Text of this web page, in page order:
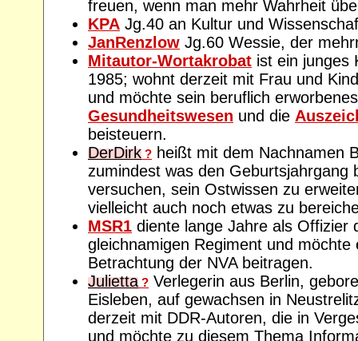
freuen, wenn man mehr Wahrheit
KPA Jg.40 an Kultur und
JanRenzlow Jg.60 Wessie, der
Mitautor-Wortakrobat ist ein junges
1985; wohnt derzeit mit Frau und
und möchte sein beruflich
Gesundheitswesen und die
beisteuern.
DerDirk ? heißt mit dem Nachnamen
zumindest was den Geburtsjahrgang
versuchen, sein Ostwissen zu
vielleicht auch noch etwas zu
MSR1 diente lange Jahre als Offizier
gleichnamigen Regiment und möchte
Betrachtung der NVA beitragen.
Julietta ? Verlegerin aus Berlin,
Eisleben, auf gewachsen in
derzeit mit DDR-Autoren, die in
und möchte zu diesem Thema